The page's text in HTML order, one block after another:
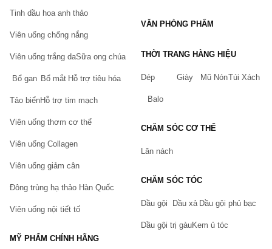
Tinh dầu hoa anh thảo
Viên uống chống nắng
Viên uống trắng daSữa ong chúa
Bổ gan Bổ mắt Hỗ trợ tiêu hóa
Tảo biểnHỗ trợ tim mạch
Viên uống thơm cơ thể
Viên uống Collagen
Viên uống giảm cân
Đông trùng hạ thảo Hàn Quốc
Viên uống nội tiết tố
MỸ PHẨM CHÍNH HÃNG
VĂN PHÒNG PHẨM
THỜI TRANG HÀNG HIỆU
Dép Giày Mũ NónTúi Xách
Balo
CHĂM SÓC CƠ THỂ
Lăn nách
CHĂM SÓC TÓC
Dầu gội Dầu xả Dầu gội phủ bạc
Dầu gội trị gàuKem ủ tóc